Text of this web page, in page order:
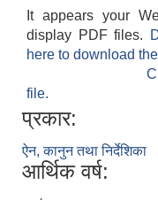
It appears your
display PDF files.
here to download
file.
प्रकार:
ऐन, कानुन तथा निर्देशिका
आर्थिक वर्ष: